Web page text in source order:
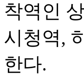
착역인
시청역,
한다.